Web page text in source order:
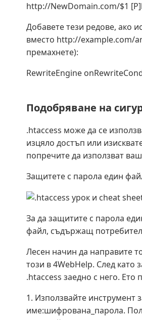
http://NewDomain.com/$1
Добавете тези редове, ако
вместо http://example.com/
премахнете):
RewriteEngine
Подобряване на
.htaccess може да се
изцяло достъп или
попречите да използват
Защитете с парола един
За да защитите с парола
файл, съдържащ
Лесен начин да направите
този в 4WebHelp. След
.htaccess заедно с него. Ето
1. Използвайте инструмент
име:шифрована_парола.